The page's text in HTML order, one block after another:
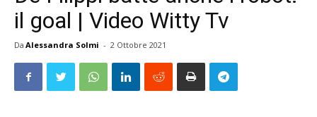
il goal | Video Witty Tv
Da Alessandra Solmi - 2 Ottobre 2021